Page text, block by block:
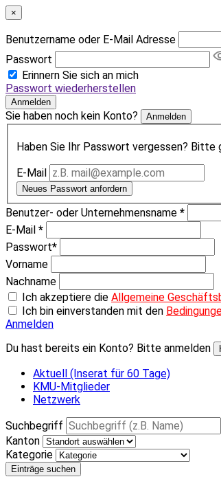
×
Benutzername oder E-Mail Adresse
Passwort
Erinnern Sie sich an mich
Passwort wiederherstellen
Anmelden
Sie haben noch kein Konto? Anmelden
Haben Sie Ihr Passwort vergessen? Bitte
E-Mail
Neues Passwort anfordern
Benutzer- oder Unternehmensname *
E-Mail *
Passwort*
Vorname
Nachname
Ich akzeptiere die Allgemeine
Ich bin einverstanden mit den
Anmelden
Du hast bereits ein Konto? Bitte anmelden
Aktuell (Inserat für 60 Tage)
KMU-Mitglieder
Netzwerk
Suchbegriff
Kanton
Kategorie
Einträge suchen